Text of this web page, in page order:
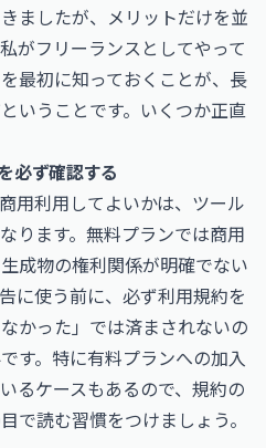
ましたが、メリットだけを並
がフリーランスとしてやって
最初に知っておくことが、長
いうことです。いくつか正直
必ず確認する
用利用してよいかは、ツール
ります。無料プランでは商用
成物の権利関係が明確でない
に使う前に、必ず利用規約を
かった」では済まされないの
す。特に有料プランへの加入
るケースもあるので、規約の
で読む習慣をつけましょう。